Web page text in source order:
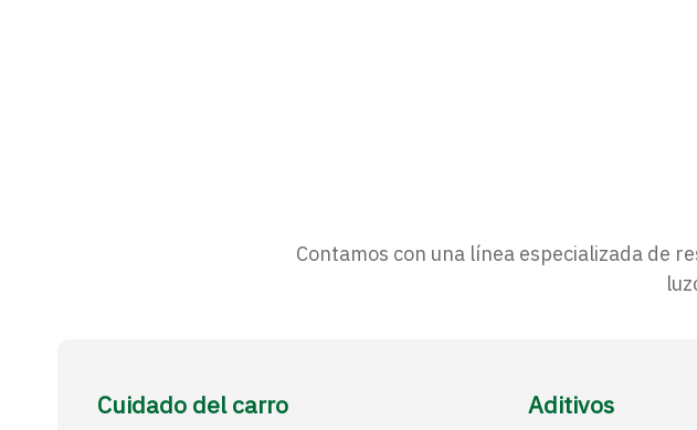
Contamos con una línea especializada de
Cuidado del carro Aditivos